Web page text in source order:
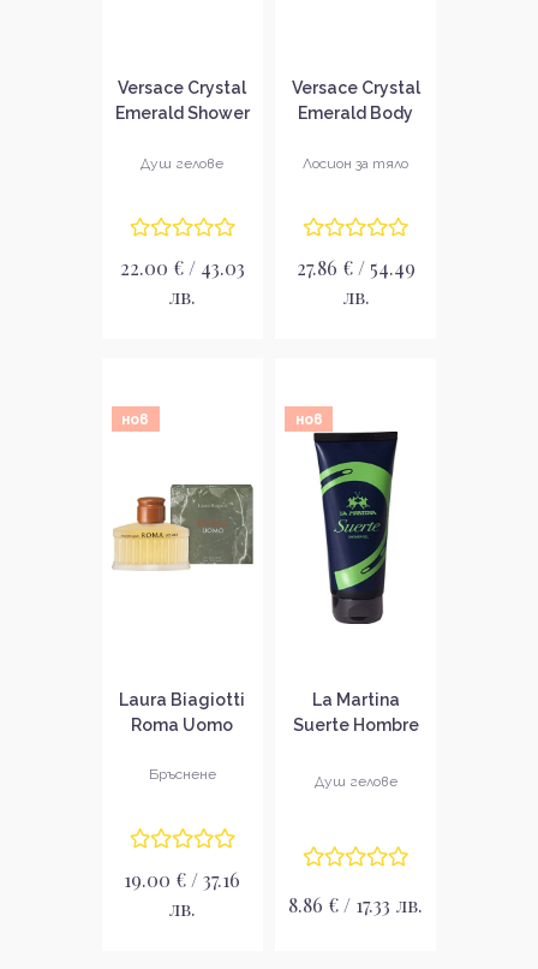
Versace Crystal
Emerald Shower
жени
Душ гелове
22.00 € / 43.03
лв.
Versace Crystal
Emerald Body
за тяло за
Лосион за тяло
27.86 € / 54.49
лв.
нов
Laura Biagiotti
Roma Uomo
Lotion
лосион за мъже
Бръснене
19.00 € / 37.16
лв.
нов
La Martina
Suerte Hombre
мъже
Душ гелове
8.86 € / 17.33 лв.